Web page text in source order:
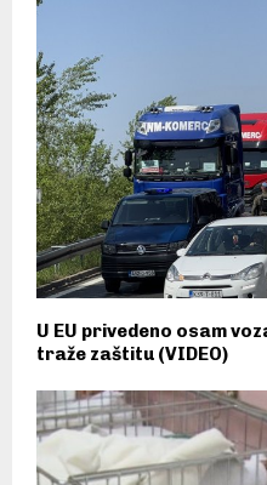
U EU privedeno osam
traže zaštitu (VIDEO)